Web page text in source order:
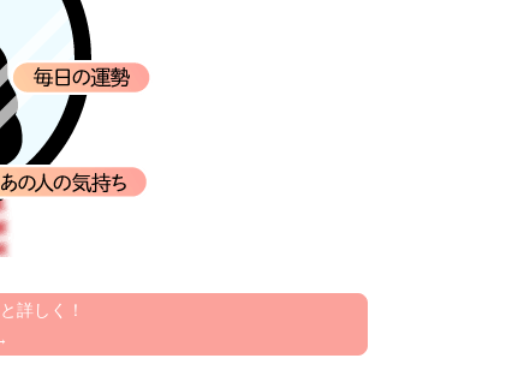
詳しく！